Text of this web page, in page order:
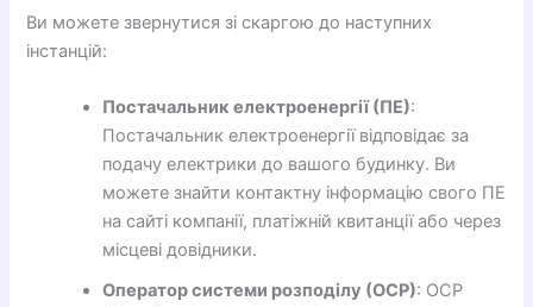
Ви можете звернутися зі скаргою до наступних
інстанцій:
Постачальник електроенергії (ПЕ):
Постачальник електроенергії відповідає за
подачу електрики до вашого будинку. Ви
можете знайти контактну інформацію свого ПЕ
на сайті компанії, платіжній квитанції або через
місцеві довідники.
Оператор системи розподілу (ОСР): ОСР